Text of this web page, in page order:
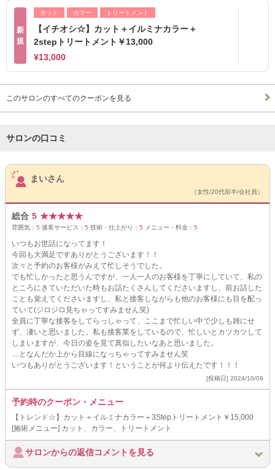
新
規
カット カラー トリートメント
【イチオシ☆】カット＋イルミナカラー＋
2stepトリートメント￥13,000
¥13,000
このサロンのすべてのクーポンを見る
サロンの口コミ
サロンPick Up
まいさん
（女性/20代前半/会社員）
総合 5 ★★★★★
雰囲気： 5 接客サービス： 5 技術・仕上がり： 5 メニュー・料金： 5
いつもお世話になってます！
今回も大満足ですありがとうございます！！
次々と予約のお客様がみえて忙しそうでした。
でも忙しかったと思うんですが、一人一人のお客様を丁寧にしていて、私の
ところにきていただいた時もお話たくさんしてくださいますし、前お話した
ことも覚えてくださいますし、私と接客しながらも他のお客様にも目を配っ
ていて(ジロジロ見ちゃってすみません笑)
全員に丁寧な接客をしてらっしゃって、ここまで忙しい中で少しも雑にせ
ず、凄いと思いました。私も接客業をしているので、忙しいとカツカツして
しまいますが、今日の姿を見て真似したいなあと思いました。
....となんだか上から目線になっちゃってすみません笑
いつもありがとうございます！ということが何より伝えたです！！！
[投稿日] 2024/10/09
予約時のクーポン・メニュー
【トレンド☆】カット＋イルミナカラー＋3Stepトリートメント￥15,000
[施術メニュー] カット、カラー、トリートメント
サロンからの返信コメントを見る